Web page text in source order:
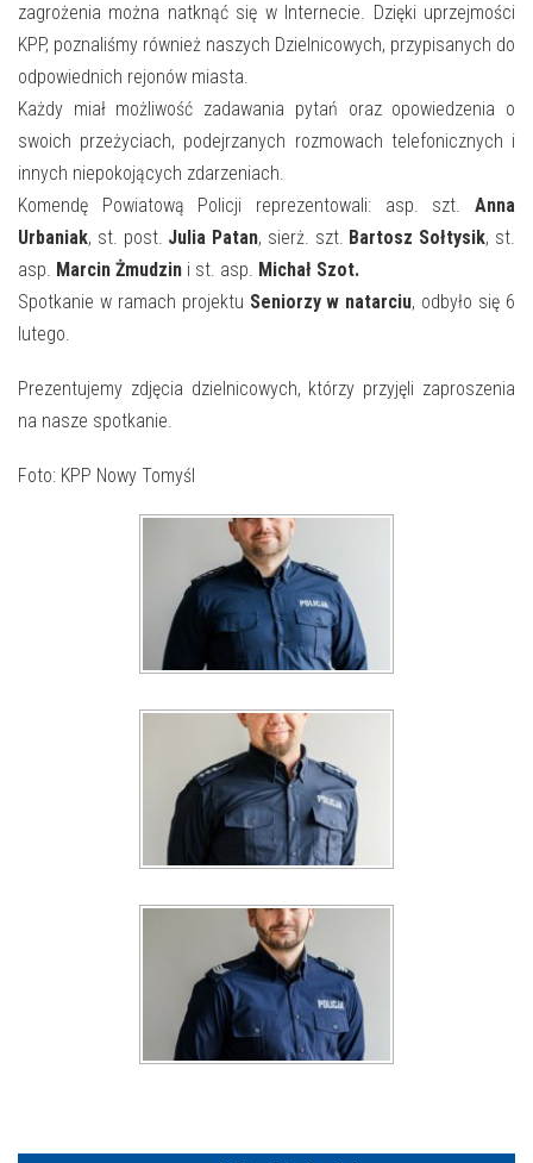
FOTO
E-INFORMATOR
O NAS
zagrożenia można natknąć się w Internecie. Dzięki uprzejmości
KPP, poznaliśmy również naszych Dzielnicowych, przypisanych do
odpowiednich rejonów miasta.
Każdy miał możliwość zadawania pytań oraz opowiedzenia o
swoich przeżyciach, podejrzanych rozmowach telefonicznych i
innych niepokojących zdarzeniach.
Komendę Powiatową Policji reprezentowali: asp. szt. Anna
Urbaniak, st. post. Julia Patan, sierż. szt. Bartosz Sołtysik, st.
asp. Marcin Żmudzin i st. asp. Michał Szot.
Spotkanie w ramach projektu Seniorzy w natarciu, odbyło się 6
lutego.
Prezentujemy zdjęcia dzielnicowych, którzy przyjęli zaproszenia
na nasze spotkanie.
Foto: KPP Nowy Tomyśl